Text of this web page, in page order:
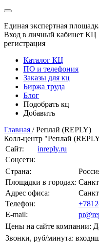
Единая экспертная
Вход в личный кабинет КЦ
регистрация
Каталог КЦ
ПО и телефония
Заказы для кц
Биржа труда
Блог
Подобрать кц
Добавить
Главная / Реплай (REPLY)
Колл-центр "Реплай
Сайт:
inreply.ru
Соцсети:
Страна:
Площадки в городах:
Адрес офиса:
Телефон:
E-mail:
Цены на сайте компании:
Звонки, руб/минута: